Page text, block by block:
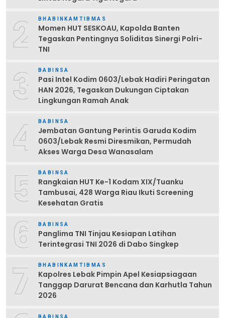
2 BHABINKAMTIBMAS
Momen HUT SESKOAU, Kapolda Banten
Tegaskan Pentingnya Soliditas Sinergi Polri-
TNI
3 BABINSA
Pasi Intel Kodim 0603/Lebak Hadiri Peringatan
HAN 2026, Tegaskan Dukungan Ciptakan
Lingkungan Ramah Anak
4 BABINSA
Jembatan Gantung Perintis Garuda Kodim
0603/Lebak Resmi Diresmikan, Permudah
Akses Warga Desa Wanasalam
5 BABINSA
Rangkaian HUT Ke-1 Kodam XIX/Tuanku
Tambusai, 428 Warga Riau Ikuti Screening
Kesehatan Gratis
6 BABINSA
Panglima TNI Tinjau Kesiapan Latihan
Terintegrasi TNI 2026 di Dabo Singkep
7 BHABINKAMTIBMAS
Kapolres Lebak Pimpin Apel Kesiapsiagaan
Tanggap Darurat Bencana dan Karhutla Tahun
2026
BABINSA